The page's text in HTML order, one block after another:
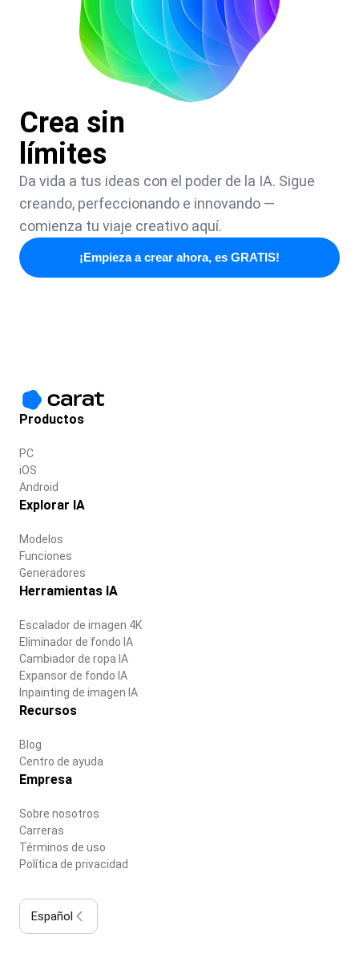
Crea sin
límites
Da vida a tus ideas con el poder de la IA. Sigue
creando, perfeccionando e innovando —
comienza tu viaje creativo aquí.
¡Empieza a crear ahora, es GRATIS!
Productos
PC
iOS
Android
Explorar IA
Modelos
Funciones
Generadores
Herramientas IA
Escalador de imagen 4K
Eliminador de fondo IA
Cambiador de ropa IA
Expansor de fondo IA
Inpainting de imagen IA
Recursos
Blog
Centro de ayuda
Empresa
Sobre nosotros
Carreras
Términos de uso
Política de privacidad
Español